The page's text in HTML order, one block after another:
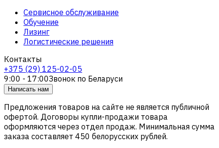
Сервисное обслуживание
Обучение
Лизинг
Логистические решения
Контакты
+375 (29) 125-02-05
9:00 - 17:00Звонок по Беларуси
Написать нам
Предложения товаров на сайте не является публичной
офертой. Договоры купли-продажи товара
оформляются через отдел продаж. Минимальная сумма
заказа составляет 450 белорусских рублей.